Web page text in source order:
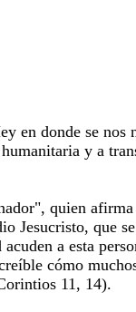
en donde se nos
y a
quien
Jesucristo, que
a esta
cómo
11, 14).